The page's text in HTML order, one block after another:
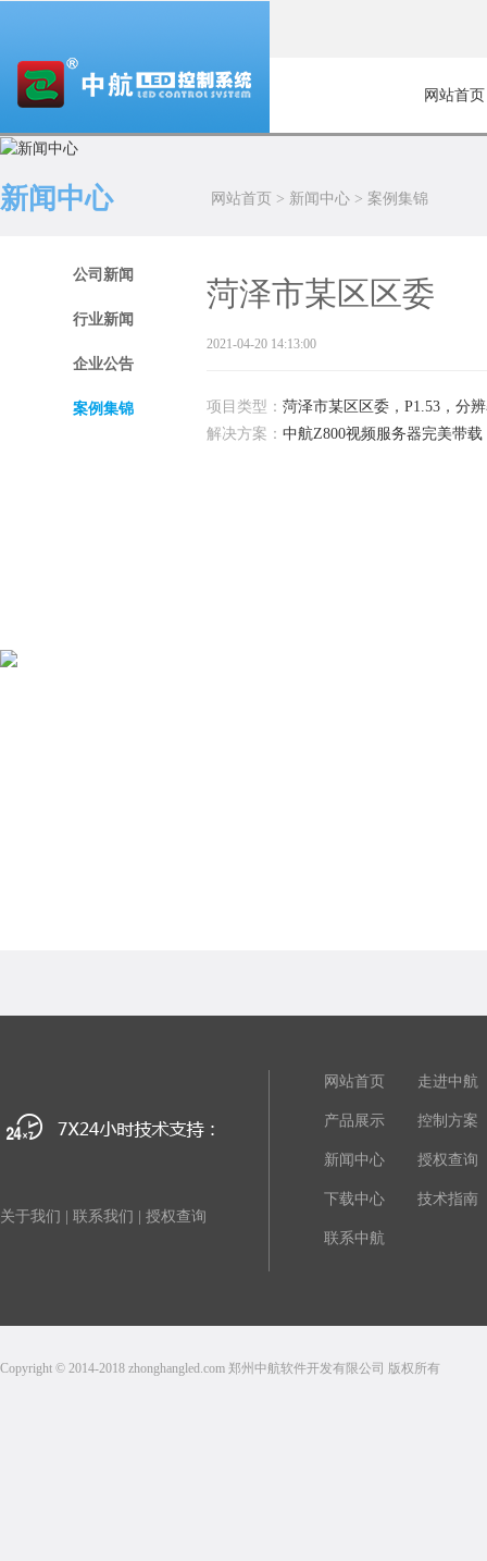
网站首页
新闻中心 网站首页 > 新闻中心 > 案例集锦
公司新闻
行业新闻
企业公告
案例集锦
菏泽市某区区委
2021-04-20 14:13:00
项目类型： 菏泽市某区区委，P1.53，分
解决方案： 中航Z800视频服务器完美带
关于我们 联系我们 授权查询
网站首页 走进中航
产品展示 控制方案
新闻中心 授权查询
下载中心 技术指南
联系中航
Copyright © 2014-2018 zhonghangled.com 郑州中航软件开发有限公司 版权所有